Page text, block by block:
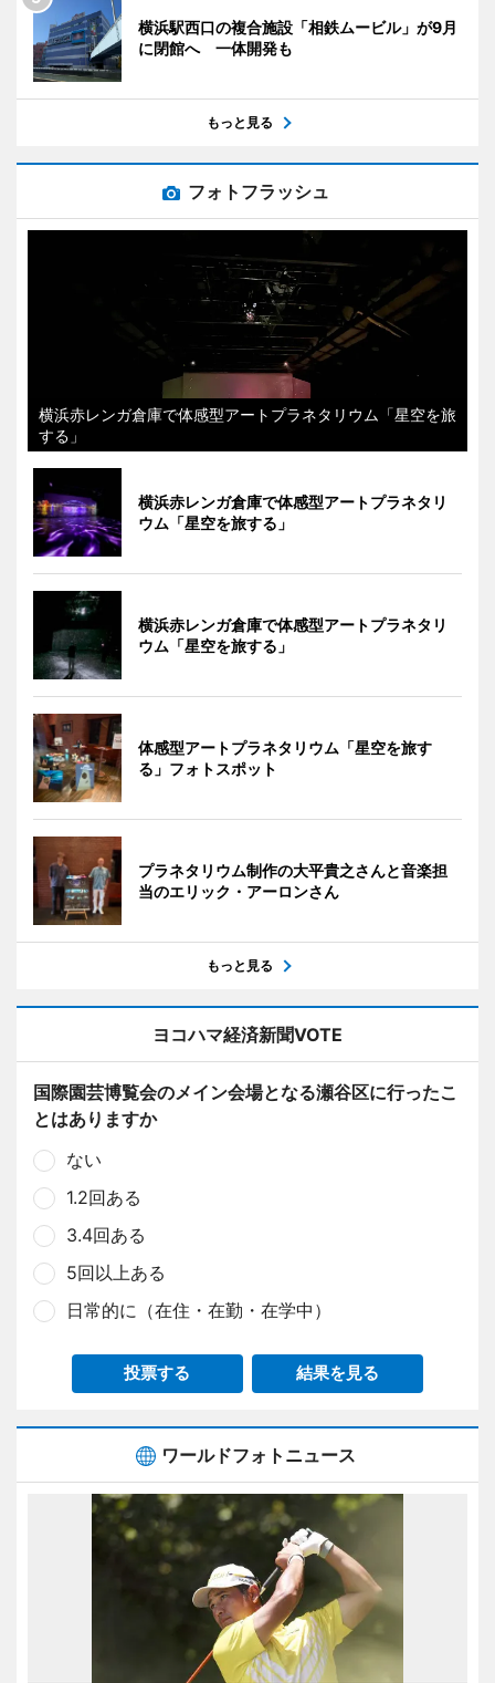
横浜駅西口の複合施設「相鉄ムービル」が9月
に閉館へ 一体開発も
もっと見る
フォトフラッシュ
横浜赤レンガ倉庫で体感型アートプラネタリウム「星空を旅
する」
横浜赤レンガ倉庫で体感型アートプラネタリ
ウム「星空を旅する」
横浜赤レンガ倉庫で体感型アートプラネタリ
ウム「星空を旅する」
体感型アートプラネタリウム「星空を旅す
る」フォトスポット
プラネタリウム制作の大平貴之さんと音楽担
当のエリック・アーロンさん
もっと見る
ヨコハマ経済新聞VOTE
国際園芸博覧会のメイン会場となる瀬谷区に行ったこ
とはありますか
ない
1.2回ある
3.4回ある
5回以上ある
日常的に（在住・在勤・在学中）
投票する 結果を見る
ワールドフォトニュース